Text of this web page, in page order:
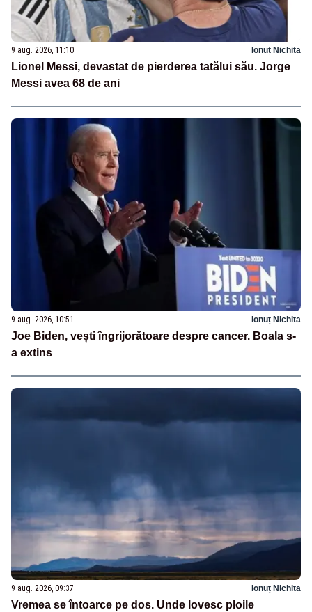
9 aug. 2026, 11:10 Ionuț Nichita
Lionel Messi, devastat de pierderea tatălui său. Jorge
Messi avea 68 de ani
9 aug. 2026, 10:51 Ionuț Nichita
Joe Biden, vești îngrijorătoare despre cancer. Boala s-
a extins
9 aug. 2026, 09:37 Ionuț Nichita
Vremea se întoarce pe dos. Unde lovesc ploile